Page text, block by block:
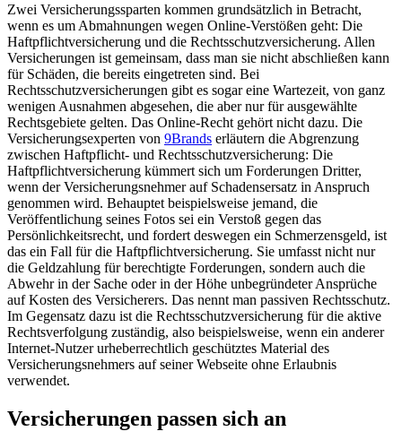
Zwei Versicherungssparten kommen grundsätzlich in Betracht,
wenn es um Abmahnungen wegen Online-Verstößen geht: Die
Haftpflichtversicherung und die Rechtsschutzversicherung. Allen
Versicherungen ist gemeinsam, dass man sie nicht abschließen kann
für Schäden, die bereits eingetreten sind. Bei
Rechtsschutzversicherungen gibt es sogar eine Wartezeit, von ganz
wenigen Ausnahmen abgesehen, die aber nur für ausgewählte
Rechtsgebiete gelten. Das Online-Recht gehört nicht dazu. Die
Versicherungsexperten von 9Brands erläutern die Abgrenzung
zwischen Haftpflicht- und Rechtsschutzversicherung: Die
Haftpflichtversicherung kümmert sich um Forderungen Dritter,
wenn der Versicherungsnehmer auf Schadensersatz in Anspruch
genommen wird. Behauptet beispielsweise jemand, die
Veröffentlichung seines Fotos sei ein Verstoß gegen das
Persönlichkeitsrecht, und fordert deswegen ein Schmerzensgeld, ist
das ein Fall für die Haftpflichtversicherung. Sie umfasst nicht nur
die Geldzahlung für berechtigte Forderungen, sondern auch die
Abwehr in der Sache oder in der Höhe unbegründeter Ansprüche
auf Kosten des Versicherers. Das nennt man passiven Rechtsschutz.
Im Gegensatz dazu ist die Rechtsschutzversicherung für die aktive
Rechtsverfolgung zuständig, also beispielsweise, wenn ein anderer
Internet-Nutzer urheberrechtlich geschütztes Material des
Versicherungsnehmers auf seiner Webseite ohne Erlaubnis
verwendet.
Versicherungen passen sich an